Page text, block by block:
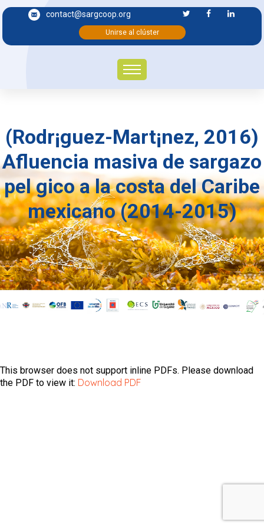
contact@sargcoop.org
Unirse al clúster
(Rodr¡guez-Mart¡nez, 2016)
Afluencia masiva de sargazo
pel gico a la costa del Caribe
mexicano (2014-2015)
This browser does not support inline PDFs. Please download
the PDF to view it: Download PDF